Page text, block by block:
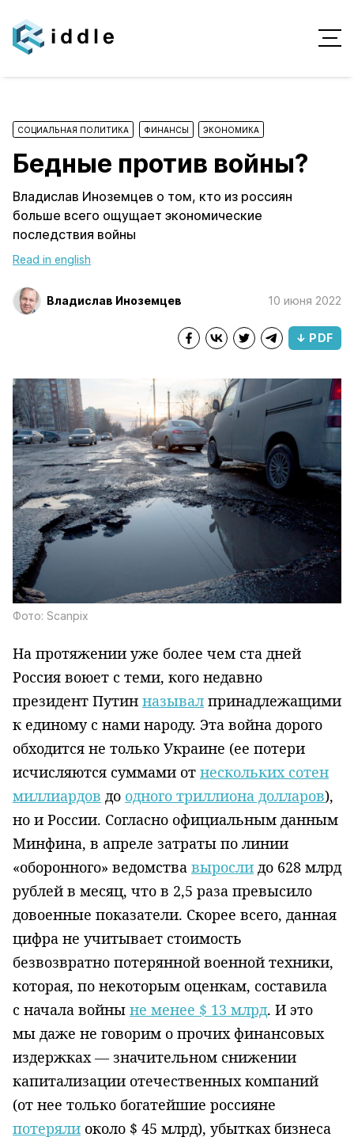
СОЦИАЛЬНАЯ ПОЛИТИКА ФИНАНСЫ ЭКОНОМИКА
Бедные против войны?
Владислав Иноземцев о том, кто из россиян
больше всего ощущает экономические
последствия войны
Read in english
Владислав Иноземцев 10 июня 2022
↓ PDF
Фото: Scanpix
На протяжении уже более чем ста дней
Россия воюет с теми, кого недавно
президент Путин называл принадлежащими
к единому с нами народу. Эта война дорого
обходится не только Украине (ее потери
исчисляются суммами от нескольких сотен
миллиардов до одного триллиона долларов),
но и России. Согласно официальным данным
Минфина, в апреле затраты по линии
«оборонного» ведомства выросли до 628 млрд
рублей в месяц, что в 2,5 раза превысило
довоенные показатели. Скорее всего, данная
цифра не учитывает стоимость
безвозвратно потерянной военной техники,
которая, по некоторым оценкам, составила
с начала войны не менее $ 13 млрд. И это
мы даже не говорим о прочих финансовых
издержках — значительном снижении
капитализации отечественных компаний
(от нее только богатейшие россияне
потеряли около $ 45 млрд), убытках бизнеса